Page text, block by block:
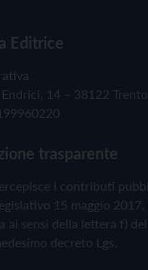
Editrice
14 – 38122 Trento
trasparente
i contributi
15 maggio 2017,
ai sensi della lettera f)
decreto Lgs.